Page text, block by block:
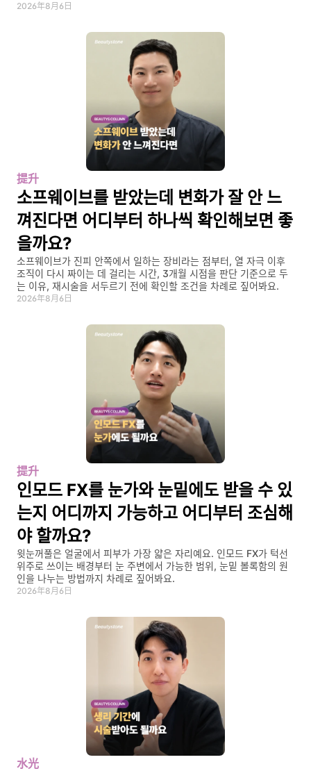
2026年8月6日
提升
소프웨이브를 받았는데 변화가 잘 안 느
껴진다면 어디부터 하나씩 확인해보면 좋
을까요?
소프웨이브가 진피 안쪽에서 일하는 장비라는 점부터, 열 자극 이후
조직이 다시 짜이는 데 걸리는 시간, 3개월 시점을 판단 기준으로 두
는 이유, 재시술을 서두르기 전에 확인할 조건을 차례로 짚어봐요.
2026年8月6日
提升
인모드 FX를 눈가와 눈밑에도 받을 수 있
는지 어디까지 가능하고 어디부터 조심해
야 할까요?
윗눈꺼풀은 얼굴에서 피부가 가장 얇은 자리예요. 인모드 FX가 턱선
위주로 쓰이는 배경부터 눈 주변에서 가능한 범위, 눈밑 볼록함의 원
인을 나누는 방법까지 차례로 짚어봐요.
2026年8月6日
水光